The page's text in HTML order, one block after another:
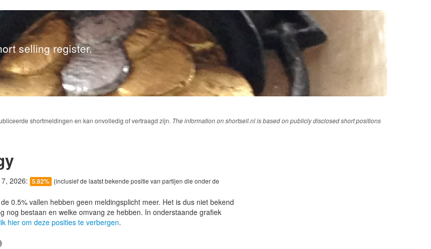
selling register.
shortmeldingen en kan onvolledig of vertraagd zijn. The information on shortsell.nl is based on publicly disclosed short positions
2026: 5.82% (inclusief de laatst bekende positie van partijen die onder de
0.5% vallen hebben geen meldingsplicht meer. Het is dus niet bekend
nog bestaan en welke omvang ze hebben. In onderstaande grafiek
hier om deze posities te verbergen.